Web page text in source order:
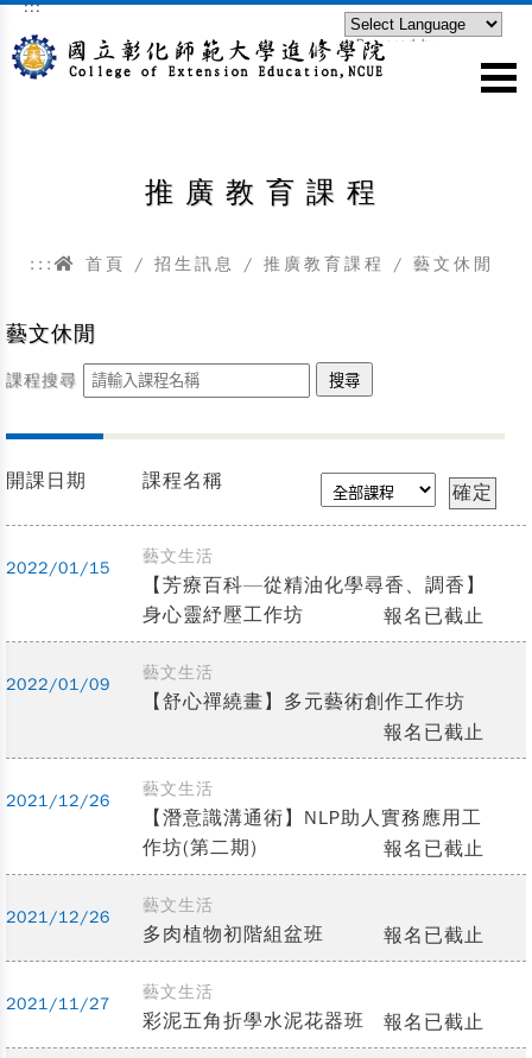
跳到主要內容區塊
:::
Powered by
推廣教育課程
::: 首頁 / 招生訊息 / 推廣教育課程 / 藝文休閒
藝文休閒
課程搜尋
開課日期 課程名稱
2022/01/15
藝文生活
【芳療百科—從精油化學尋香、調香】
身心靈紓壓工作坊
報名已截止
2022/01/09
藝文生活
【舒心禪繞畫】多元藝術創作工作坊
報名已截止
2021/12/26
藝文生活
【潛意識溝通術】NLP助人實務應用工
作坊(第二期)
報名已截止
2021/12/26
藝文生活
多肉植物初階組盆班 報名已截止
2021/11/27
藝文生活
彩泥五角折學水泥花器班 報名已截止